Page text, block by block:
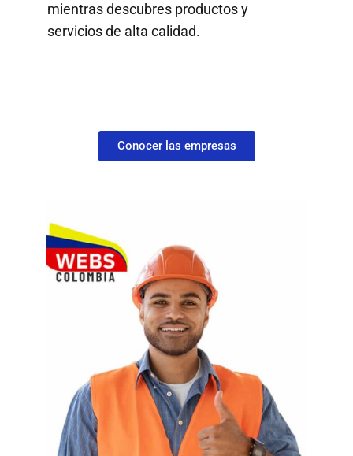
mientras descubres productos y
servicios de alta calidad.
Conocer las empresas